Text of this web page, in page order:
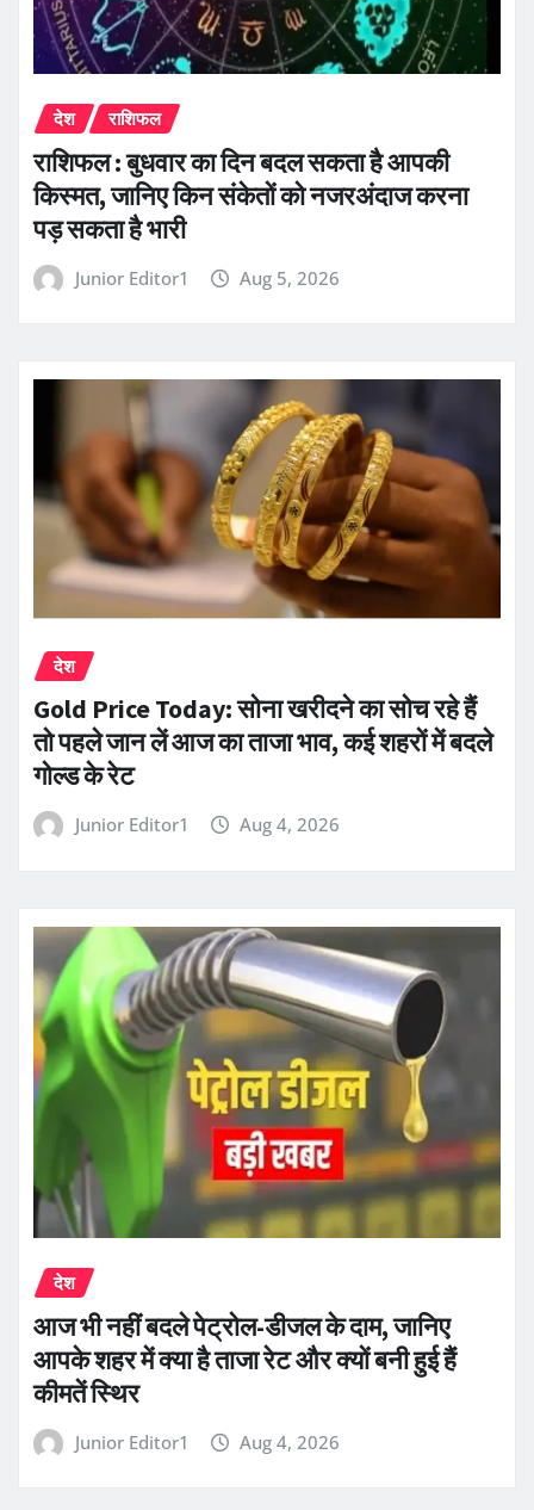
देश राशिफल
राशिफल : बुधवार का दिन बदल सकता है आपकी
किस्मत, जानिए किन संकेतों को नजरअंदाज करना
पड़ सकता है भारी
Junior Editor1 Aug 5, 2026
देश
Gold Price Today: सोना खरीदने का सोच रहे हैं
तो पहले जान लें आज का ताजा भाव, कई शहरों में बदले
गोल्ड के रेट
Junior Editor1 Aug 4, 2026
देश
आज भी नहीं बदले पेट्रोल-डीजल के दाम, जानिए
आपके शहर में क्या है ताजा रेट और क्यों बनी हुई हैं
कीमतें स्थिर
Junior Editor1 Aug 4, 2026